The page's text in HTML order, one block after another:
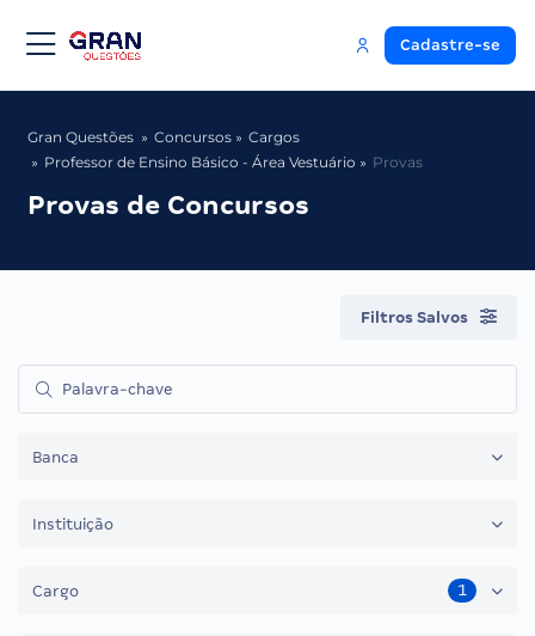
Cadastre-se
Gran Questões Concursos
Cargos
Professor de Ensino Básico - Área Vestuário
Provas
Provas de Concursos
Filtros Salvos
Banca
Instituição
Cargo 1